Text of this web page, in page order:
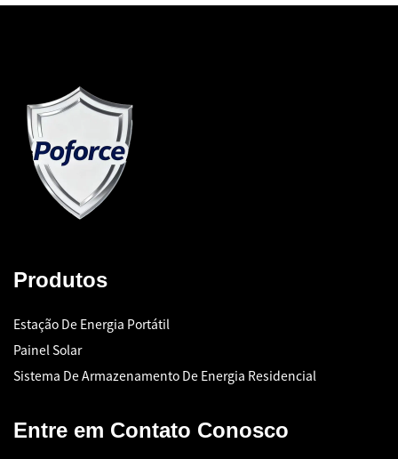
Produtos
Estação De Energia Portátil
Painel Solar
Sistema De Armazenamento De Energia Residencial
Entre em Contato Conosco